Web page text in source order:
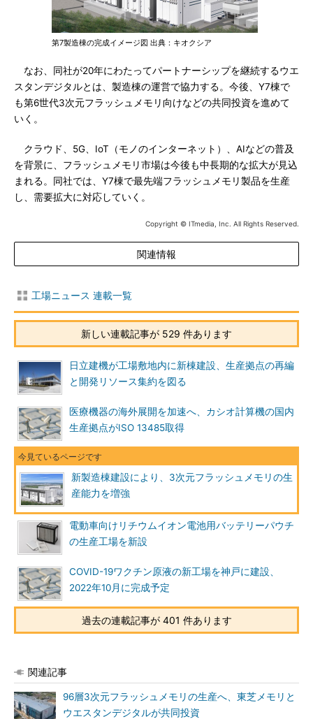
第7製造棟の完成イメージ図 出典：キオクシア
なお、同社が20年にわたってパートナーシップを継続するウエ
スタンデジタルとは、製造棟の運営で協力する。今後、Y7棟で
も第6世代3次元フラッシュメモリ向けなどの共同投資を進めて
いく。
クラウド、5G、IoT（モノのインターネット）、AIなどの普及
を背景に、フラッシュメモリ市場は今後も中長期的な拡大が見込
まれる。同社では、Y7棟で最先端フラッシュメモリ製品を生産
し、需要拡大に対応していく。
Copyright © ITmedia, Inc. All Rights Reserved.
関連情報
工場ニュース 連載一覧
新しい連載記事が 529 件あります
日立建機が工場敷地内に新棟建設、生産拠点の再編
と開発リソース集約を図る
医療機器の海外展開を加速へ、カシオ計算機の国内
生産拠点がISO 13485取得
新製造棟建設により、3次元フラッシュメモリの生
産能力を増強
電動車向けリチウムイオン電池用バッテリーパウチ
の生産工場を新設
COVID-19ワクチン原液の新工場を神戸に建設、
2022年10月に完成予定
過去の連載記事が 401 件あります
関連記事
96層3次元フラッシュメモリの生産へ、東芝メモリと
ウエスタンデジタルが共同投資